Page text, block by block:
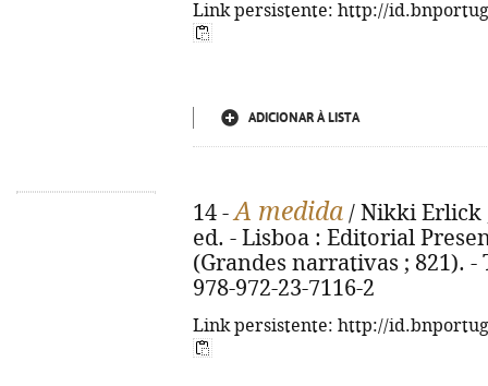
Link persistente: http://
ADICIONAR À LISTA
14 -A medida / Nikki Erlick
ed. - Lisboa : Editorial
(Grandes narrativas ; 821).
978-972-23-7116-2
Link persistente: http://